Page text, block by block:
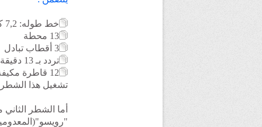
خط طوله: 7,2 كلم
13 محطة
3 أقطاب تبادل
تردد بـ 13 دقيقة
12 قاطرة مكيفة
تشغيل هذا الشطر
أما الشطر